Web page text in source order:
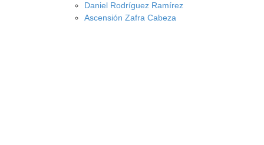
Daniel Rodríguez Ramírez
Ascensión Zafra Cabeza